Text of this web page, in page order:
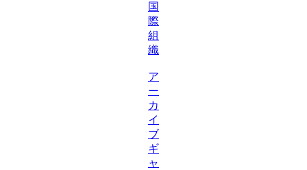
国
際
組
織
ア
ー
カ
イ
ブ
ギ
ャ